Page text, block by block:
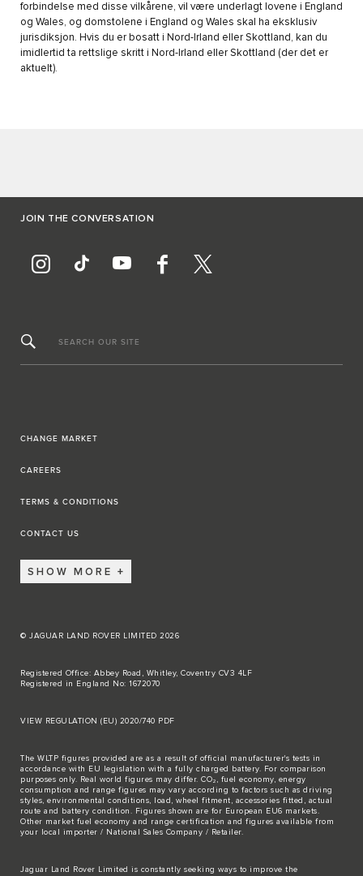
forbindelse med disse vilkårene, vil være underlagt lovene i England
og Wales, og domstolene i England og Wales skal ha eksklusiv
jurisdiksjon. Hvis du er bosatt i Nord-Irland eller Skottland, kan du
imidlertid ta rettslige skritt i Nord-Irland eller Skottland (der det er
aktuelt).
JOIN THE CONVERSATION
SEARCH OUR SITE
CHANGE MARKET
CAREERS
TERMS & CONDITIONS
CONTACT US
SHOW MORE
© JAGUAR LAND ROVER LIMITED 2026
Registered Office: Abbey Road, Whitley, Coventry CV3 4LF
Registered in England No: 1672070
VIEW REGULATION (EU) 2020/740 PDF
The WLTP figures provided are as a result of official manufacturer's tests in
accordance with EU legislation with a fully charged battery. For comparison
purposes only. Real world figures may differ. CO₂, fuel economy, energy
consumption and range figures may vary according to factors such as driving
styles, environmental conditions, load, wheel fitment, accessories fitted, actual
route and battery condition. Figures shown are for European EU6 markets.
Other market fuel economy and range certification and figures available from
your local importer / National Sales Company / Retailer.
Jaguar Land Rover Limited is constantly seeking ways to improve the